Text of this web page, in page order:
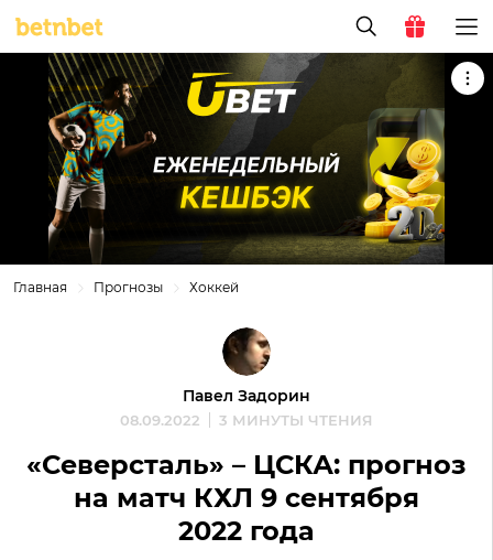
Главная Прогнозы Хоккей
Павел Задорин
08.09.2022 3 МИНУТЫ ЧТЕНИЯ
«Северсталь» – ЦСКА: прогноз
на матч КХЛ 9 сентября
2022 года